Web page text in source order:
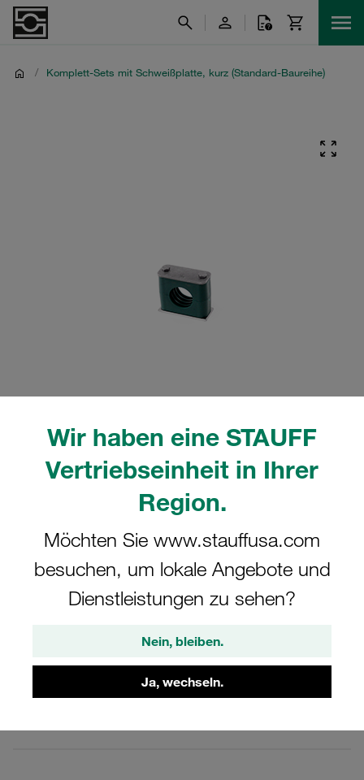
Wir haben eine STAUFF
Vertriebseinheit in Ihrer
Region.
Möchten Sie www.stauffusa.com
besuchen, um lokale Angebote und
Dienstleistungen zu sehen?
Nein, bleiben.
Ja, wechseln.
/ Komplett-Sets mit Schweißplatte, kurz (Standard-Baureihe)
Bitte beachten Sie: Das Bild dient nur zur Veranschaulichung und kann vom
Komplettschelle Standard-Baureihe Gr.
7 Ø61mm Polypropylen W3 Deckpl., AS-
Schraube Anschweißplatte, kurz
SP-761-PP-DP-AS-M-W3
STAUFF Materialnr. 1110028021